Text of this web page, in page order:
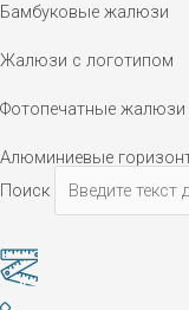
Бамбуковые жалюзи
Жалюзи с логотипом
Фотопечатные жалюзи
Алюминиевые
Поиск